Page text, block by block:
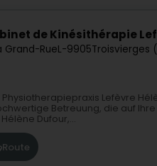
de Kinésithérapie
Grand-RueL-9905Troisvierges
Lefèvre
Betreuung, die auf
Dufour,...
Route